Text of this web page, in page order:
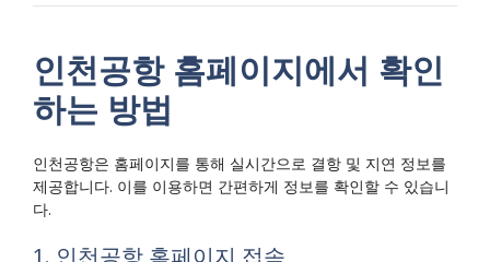
인천공항 홈페이지에서 확인
하는 방법
인천공항은 홈페이지를 통해 실시간으로 결항 및 지연 정보를
제공합니다. 이를 이용하면 간편하게 정보를 확인할 수 있습니
다.
1. 인천공항 홈페이지 접속